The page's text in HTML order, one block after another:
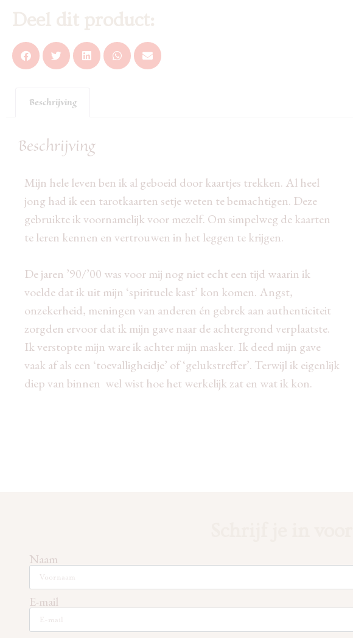
Deel dit product:
Beschrijving
Beschrijving
Mijn hele leven ben ik al geboeid door kaartjes trekken. Al heel
jong had ik een tarotkaarten setje weten te bemachtigen. Deze
gebruikte ik voornamelijk voor mezelf. Om simpelweg de kaarten
te leren kennen en vertrouwen in het leggen te krijgen.
De jaren ’90/’00 was voor mij nog niet echt een tijd waarin ik
voelde dat ik uit mijn ‘spirituele kast’ kon komen. Angst,
onzekerheid, meningen van anderen én gebrek aan authenticiteit
zorgden ervoor dat ik mijn gave naar de achtergrond verplaatste.
Ik verstopte mijn ware ik achter mijn masker. Ik deed mijn gave
vaak af als een ‘toevalligheidje’ of ‘gelukstreffer’. Terwijl ik eigenlijk
diep van binnen wel wist hoe het werkelijk zat en wat ik kon.
Naam
E-mail